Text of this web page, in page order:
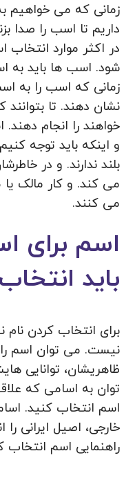
زمانی که می خواهیم
داریم تا اسب را صدا
در اکثر موارد انتخاب
شود. اسب ها باید به
زمانی که اسب را به
نشان دهند. تا
خواهند را انجام
و اینکه باید توجه
بلند ندارند. و در
می کند. و کار مالک
می کنند.
اسم برای
باید
برای انتخاب کردن
نیست. می توان اسم
ظاهریشان، توانایی
توان به اسامی که
اسم انتخاب کنید.
خارجی، اصیل ایرانی
راهنمایی اسم انتخاب